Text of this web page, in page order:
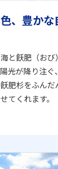
閉じる
、豊かな
と飫肥（おび
光が降り注
肥杉をふんだ
てくれます。